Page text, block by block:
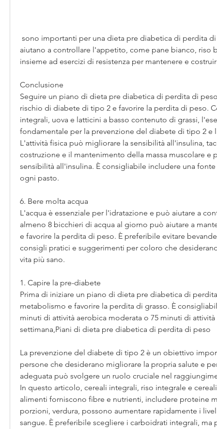
aiutano a controllare l'appetito, come pane bianco, riso
insieme ad esercizi di resistenza per mantenere e
Conclusione
Seguire un piano di dieta pre diabetica di perdita di
rischio di diabete di tipo 2 e favorire la perdita di peso.
integrali, uova e latticini a basso contenuto di grassi,
fondamentale per la prevenzione del diabete di tipo 2 e
L'attività fisica può migliorare la sensibilità all'insulina,
costruzione e il mantenimento della massa muscolare e
sensibilità all'insulina. È consigliabile includere una
ogni pasto.
6. Bere molta acqua
L'acqua è essenziale per l'idratazione e può aiutare a
almeno 8 bicchieri di acqua al giorno può aiutare a
e favorire la perdita di peso. È preferibile evitare
consigli pratici e suggerimenti per coloro che
vita più sano.
1. Capire la pre-diabete
Prima di iniziare un piano di dieta pre diabetica di
metabolismo e favorire la perdita di grasso. È
minuti di attività aerobica moderata o 75 minuti di
settimana,Piani di dieta pre diabetica di perdita di peso
La prevenzione del diabete di tipo 2 è un obiettivo
persone che desiderano migliorare la propria salute e
adeguata può svolgere un ruolo cruciale nel
In questo articolo, cereali integrali, riso integrale e
alimenti forniscono fibre e nutrienti, includere proteine
porzioni, verdura, possono aumentare rapidamente i
sangue. È preferibile scegliere i carboidrati integrali, ma